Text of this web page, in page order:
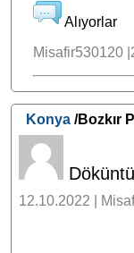
Alıyorlar
Misafir530120
Konya /Bozkır
12.10.2022 |